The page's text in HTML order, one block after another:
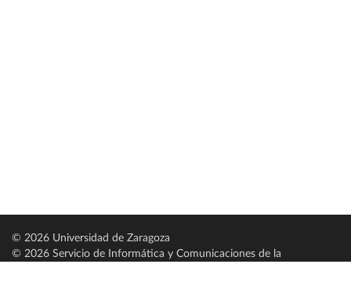
© 2026 Universidad de Zaragoza
© 2026 Servicio de Informática y Comunicaciones de la